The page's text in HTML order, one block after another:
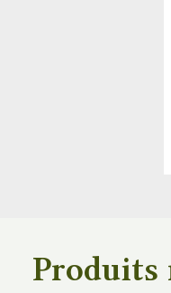
Produits